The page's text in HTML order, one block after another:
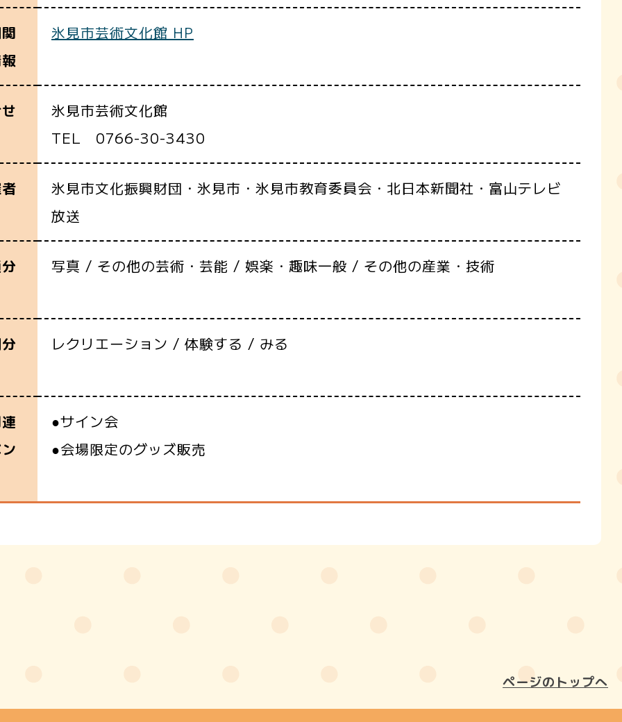
氷見市芸術文化館 HP
氷見市芸術文化館
TEL 0766-30-3430
氷見市文化振興財団・氷見市・氷見市教育委員会・北日本新聞社・富山テレビ
放送
写真 / その他の芸術・芸能 / 娯楽・趣味一般 / その他の産業・技術
レクリエーション / 体験する / みる
●サイン会
●会場限定のグッズ販売
ページのトップへ